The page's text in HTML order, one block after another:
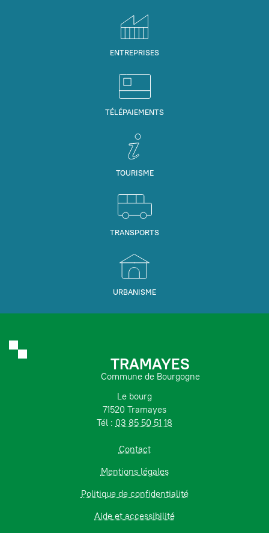
ENTREPRISES
TÉLÉPAIEMENTS
TOURISME
TRANSPORTS
URBANISME
TRAMAYES
Commune de Bourgogne
Le bourg
71520 Tramayes
Tél : 03 85 50 51 18
Contact
Mentions légales
Politique de confidentialité
Aide et accessibilité